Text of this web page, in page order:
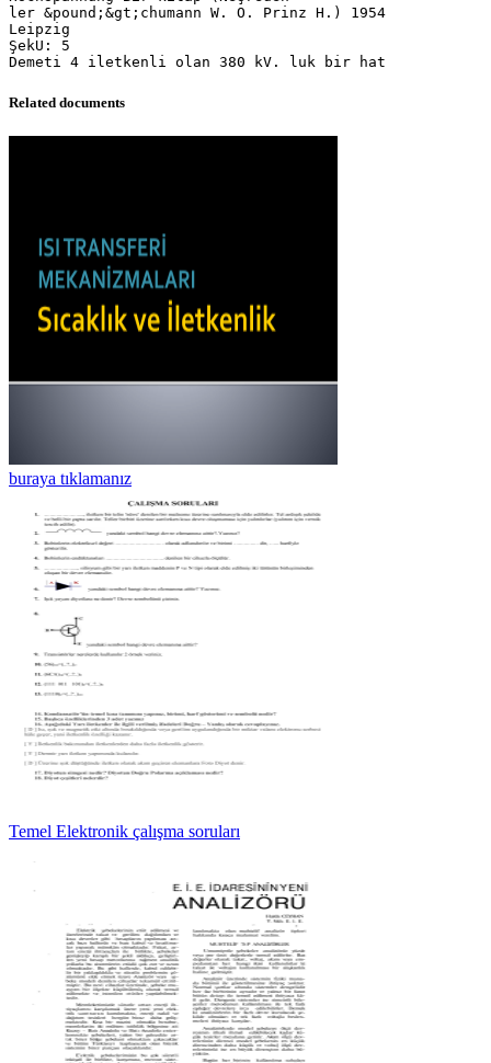
Related documents
buraya tıklamanız
Temel Elektronik çalışma soruları